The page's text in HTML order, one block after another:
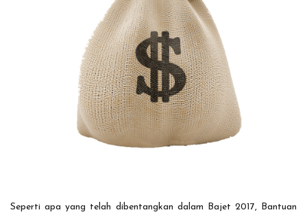
Seperti apa yang telah dibentangkan dalam Bajet 2017, Bantuan